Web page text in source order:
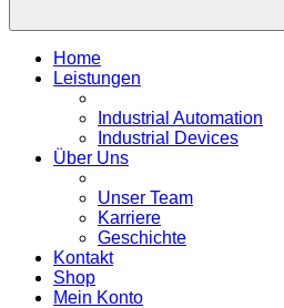
Home
Leistungen
Industrial Automation
Industrial Devices
Über Uns
Unser Team
Karriere
Geschichte
Kontakt
Shop
Mein Konto